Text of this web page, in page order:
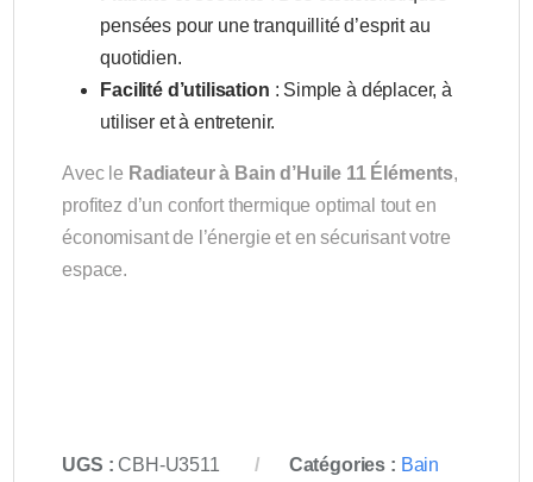
pensées pour une tranquillité d’esprit au
quotidien.
Facilité d’utilisation : Simple à déplacer, à
utiliser et à entretenir.
Avec le Radiateur à Bain d’Huile 11 Éléments,
profitez d’un confort thermique optimal tout en
économisant de l’énergie et en sécurisant votre
espace.
UGS :CBH-U3511 Catégories : Bain